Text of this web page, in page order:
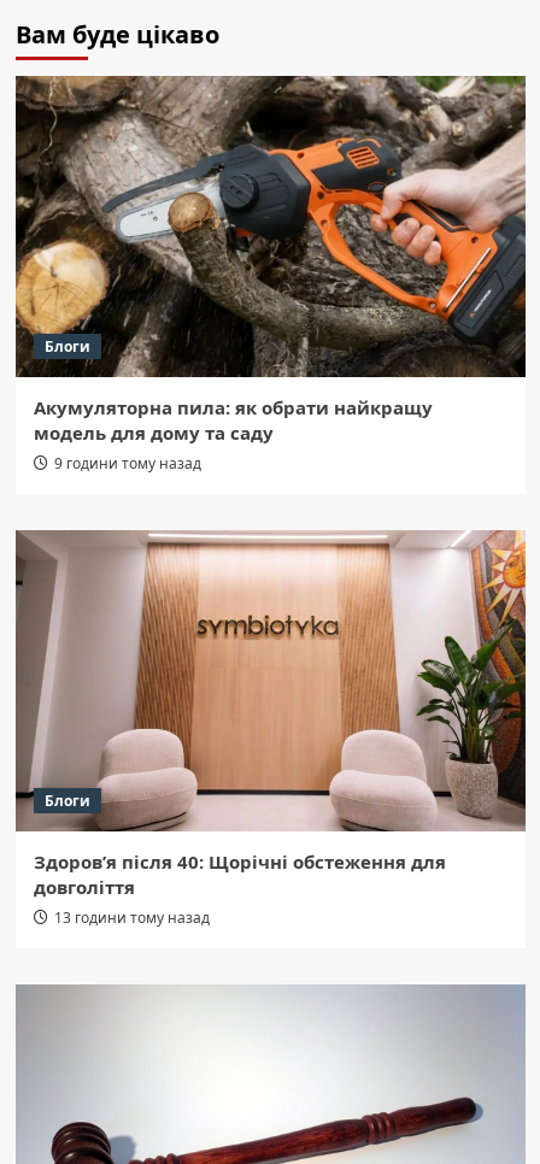
Вам буде цікаво
Блоги
Акумуляторна пила: як обрати найкращу
модель для дому та саду
9 години тому назад
Блоги
Здоров’я після 40: Щорічні обстеження для
довголіття
13 години тому назад